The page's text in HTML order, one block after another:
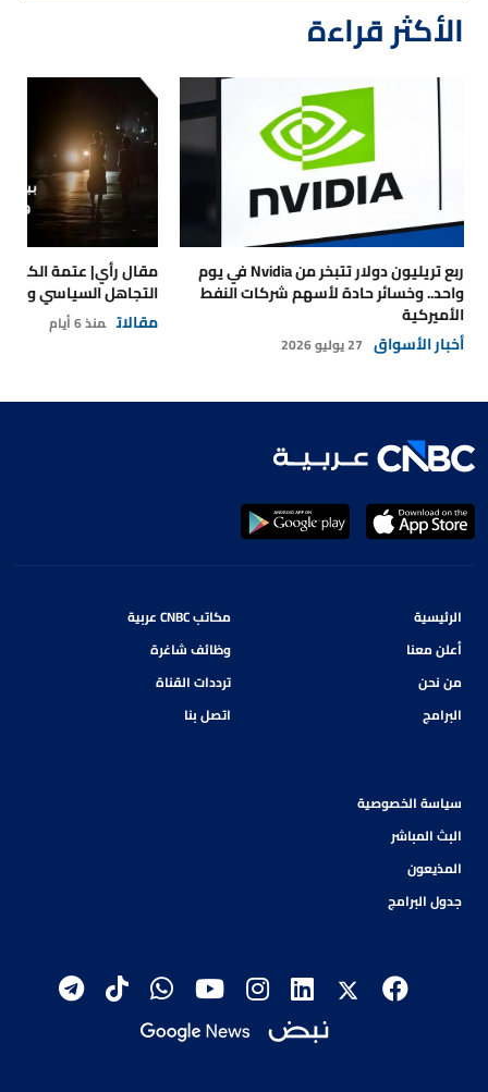
الأكثر قراءة
ربع تريليون دولار تتبخر من Nvidia في يوم
واحد.. وخسائر حادة لأسهم شركات النفط
الأميركية
أخبار الأسواق 27 يوليو 2026
مقال رأي| عتمة
التجاهل السياسي
مقالات منذ 6 أيام
الرئيسية
أعلن معنا
من نحن
البرامج
مكاتب CNBC عربية
وظائف شاغرة
ترددات القناة
اتصل بنا
سياسة الخصوصية
البث المباشر
المذيعون
جدول البرامج